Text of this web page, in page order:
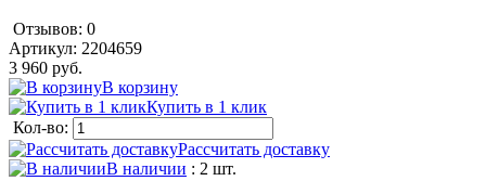
Отзывов: 0
Артикул: 2204659
3 960 руб.
В корзину
Купить в 1 клик
Кол-во:
Рассчитать доставку
В наличии : 2 шт.